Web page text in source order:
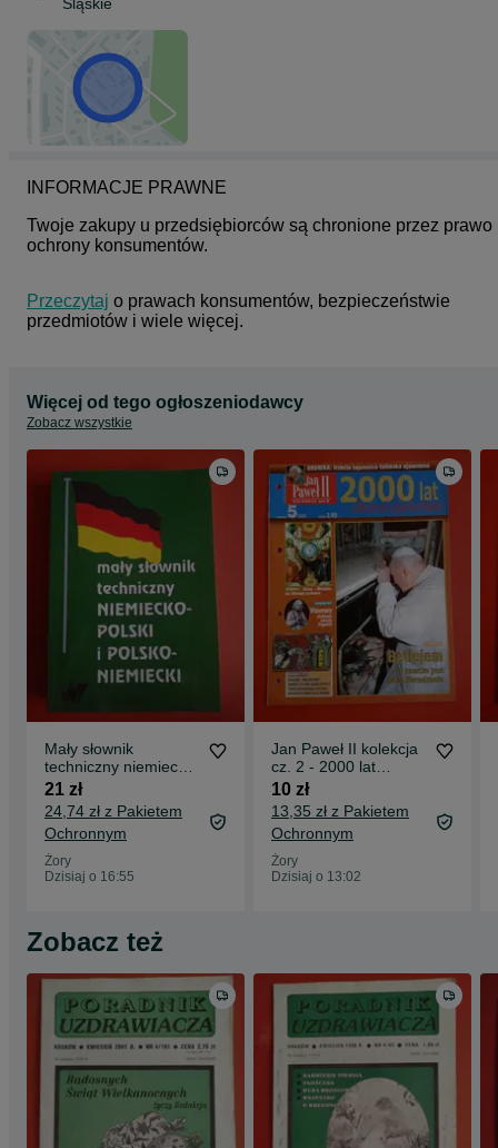
INFORMACJE PRAWNE
Twoje zakupy u przedsiębiorców są chronione przez prawo
ochrony konsumentów.
Przeczytaj o prawach konsumentów, bezpieczeństwie
przedmiotów i wiele więcej.
Więcej od tego ogłoszeniodawcy
Zobacz wszystkie
Mały słownik
techniczny niemiecko-
polski, polsko-
niemiecki
21 zł
24,74 zł z Pakietem
Ochronnym
Żory
Dzisiaj o 16:55
Jan Paweł II kolekcja
cz. 2 - 2000 lat
chrześcijaństwa nr 5
(30)
10 zł
13,35 zł z Pakietem
Ochronnym
Żory
Dzisiaj o 13:02
Zobacz też